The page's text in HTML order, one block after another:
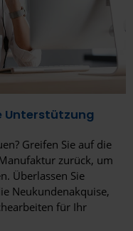
Unterstützung
Greifen Sie auf die
zurück, um
Überlassen Sie
Neukundenakquise,
für Ihr